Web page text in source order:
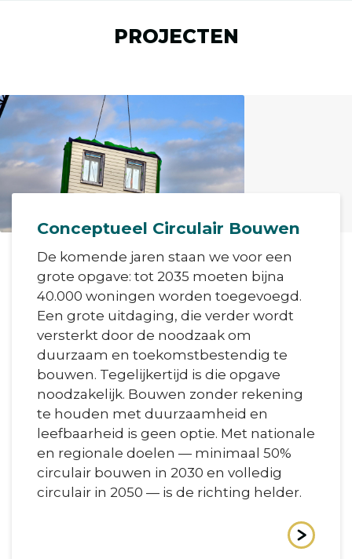
PROJECTEN
Conceptueel Circulair Bouwen
De komende jaren staan we voor een
grote opgave: tot 2035 moeten bijna
40.000 woningen worden toegevoegd.
Een grote uitdaging, die verder wordt
versterkt door de noodzaak om
duurzaam en toekomstbestendig te
bouwen. Tegelijkertijd is die opgave
noodzakelijk. Bouwen zonder rekening
te houden met duurzaamheid en
leefbaarheid is geen optie. Met nationale
en regionale doelen — minimaal 50%
circulair bouwen in 2030 en volledig
circulair in 2050 — is de richting helder.